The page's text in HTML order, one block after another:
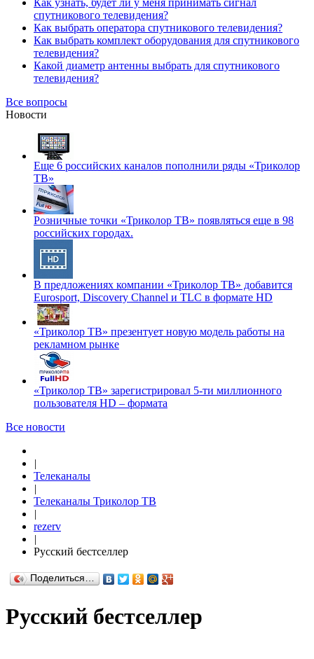
Как узнать, будет ли у меня принимать сигнал
спутникового телевидения?
Как выбрать оператора спутникового телевидения?
Как выбрать комплект оборудования для спутникового
телевидения?
Какой диаметр антенны выбрать для спутникового
телевидения?
Все вопросы
Новости
Еще 6 российских каналов пополнили ряды «Триколор
ТВ»
Розничные точки «Триколор ТВ» появляться еще в 98
российских городах.
В предложениях компании «Триколор ТВ» добавится
Eurosport, Discovery Channel и TLC в формате HD
«Триколор ТВ» презентует новую модель работы на
рекламном рынке
«Триколор ТВ» зарегистрировал 5-ти миллионного
пользователя HD – формата
Все новости
|
Телеканалы
|
Телеканалы Триколор ТВ
|
rezerv
|
Русский бестселлер
Поделиться…
Русский бестселлер